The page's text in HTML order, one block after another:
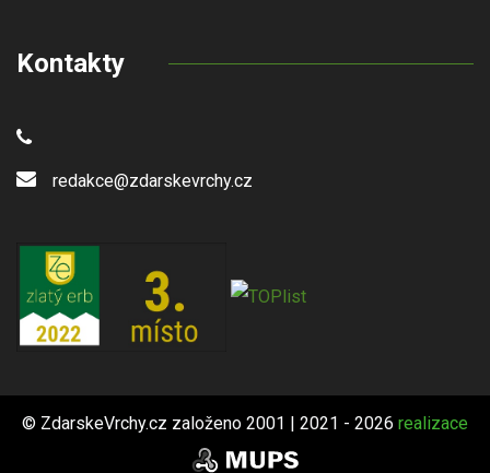
Kontakty
redakce@zdarskevrchy.cz
© ZdarskeVrchy.cz založeno 2001 | 2021 - 2026 realizace